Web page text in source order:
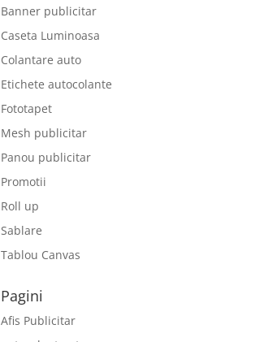
Banner publicitar
Caseta Luminoasa
Colantare auto
Etichete autocolante
Fototapet
Mesh publicitar
Panou publicitar
Promotii
Roll up
Sablare
Tablou Canvas
Pagini
Afis Publicitar